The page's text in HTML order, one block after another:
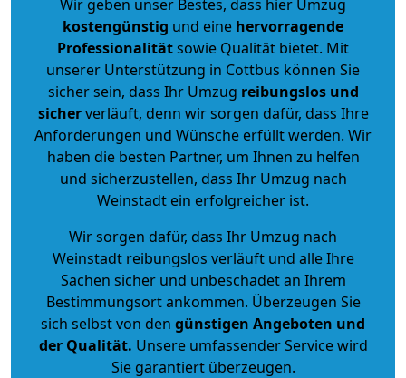
Wir geben unser Bestes, dass hier Umzug
kostengünstig und eine hervorragende
Professionalitätsowie Qualität bietet. Mit
unserer Unterstützung in Cottbus können Sie
sicher sein, dass Ihr Umzug reibungslos und
sicherverläuft, denn wir sorgen dafür, dass Ihre
Anforderungen und Wünsche erfüllt werden. Wir
haben die besten Partner, um Ihnen zu helfen
und sicherzustellen, dass Ihr Umzug nach
Weinstadt ein erfolgreicher ist.
Wir sorgen dafür, dass Ihr Umzug nach
Weinstadt reibungslos verläuft und alle Ihre
Sachen sicher und unbeschadet an Ihrem
Bestimmungsort ankommen. Überzeugen Sie
sich selbst von den günstigen Angeboten und
der Qualität. Unsere umfassender Service wird
Sie garantiert überzeugen.